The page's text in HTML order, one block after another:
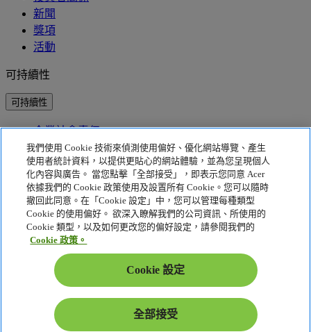
新聞
獎項
活動
可持續性
可持續性
企業社會責任
產品碳足跡
Project Humanity
Earthion
隱私權政策
Cookie 政策
法律聲明
可存取性政策
Cookie 設定
香港特別行政區 - 繁體中文
© 2026 Acer Inc.
我們使用 Cookie 技術來偵測使用偏好、優化網站導覽、產生
使用者統計資料，以提供更貼心的網站體驗，並為您呈現個人
化內容與廣告。 當您點擊「全部接受」，即表示您同意 Acer
依據我們的 Cookie 政策使用及設置所有 Cookie。您可以隨時
撤回此同意。在「Cookie 設定」中，您可以管理每種類型
Cookie 的使用偏好。 欲深入瞭解我們的公司資訊、所使用的
Cookie 類型，以及如何更改您的偏好設定，請參閱我們的
Cookie 政策。
Cookie 設定
全部接受